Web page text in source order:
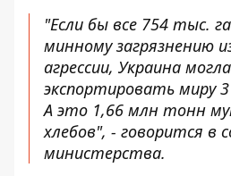
"Если бы все 754 тыс.
минному загрязнению
агрессии, Украина
экспортировать миру
А это 1,66 млн тонн
хлебов", - говорится в
министерства.